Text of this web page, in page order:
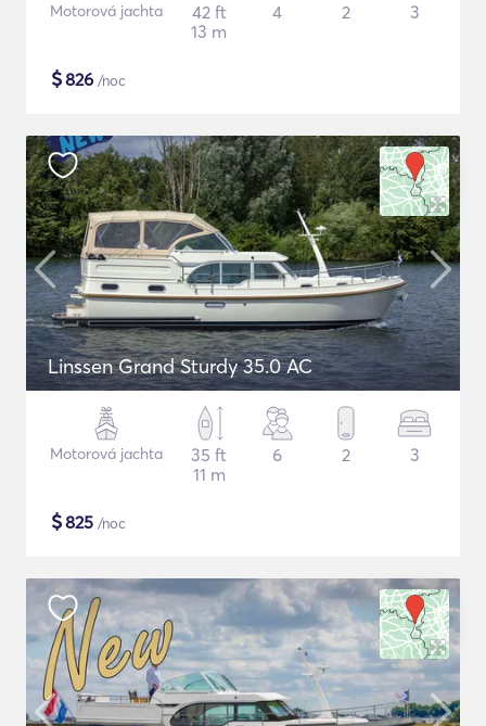
Motorová jachta
42 ft
13 m
4 2 3
$826 /noc
Linssen Grand Sturdy 35.0 AC
Motorová jachta
35 ft
11 m
6 2 3
$825 /noc